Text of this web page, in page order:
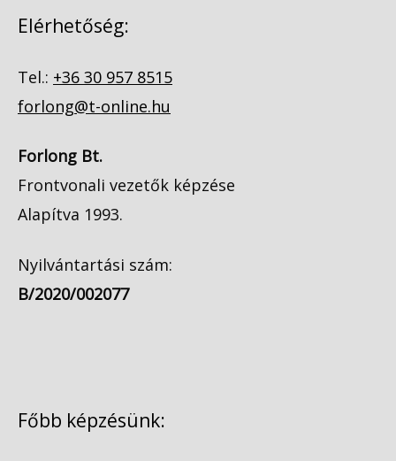
Elérhetőség:
Tel.: +36 30 957 8515
forlong@t-online.hu
Forlong Bt.
Frontvonali vezetők képzése
Alapítva 1993.
Nyilvántartási szám:
B/2020/002077
Főbb képzésünk: